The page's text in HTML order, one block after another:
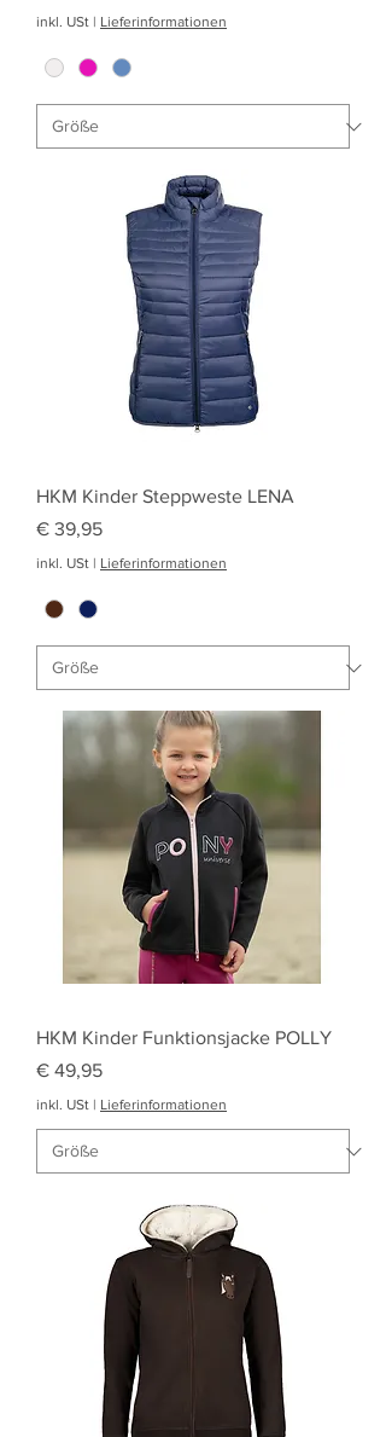
inkl. USt | Lieferinformationen
HKM Kinder Steppweste LENA
Preis
€ 39,95
inkl. USt | Lieferinformationen
HKM Kinder Funktionsjacke POLLY
Preis
€ 49,95
inkl. USt | Lieferinformationen